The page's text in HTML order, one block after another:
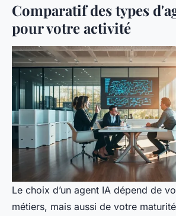
Comparatif des types
pour votre activité
Le choix d’un agent IA dépend de
métiers, mais aussi de votre